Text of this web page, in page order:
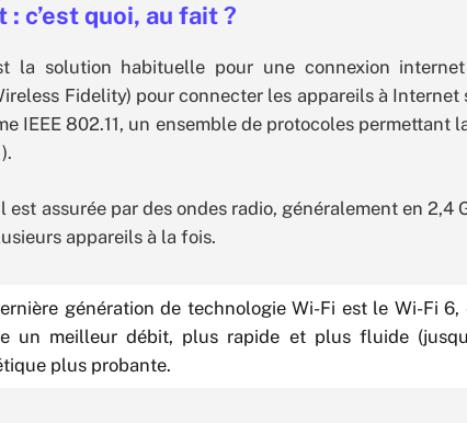
c’est quoi, au fait ?
la solution habituelle pour une connexion
Fidelity) pour connecter les appareils à Internet
IEEE 802.11, un ensemble de protocoles permettant
est assurée par des ondes radio, généralement en 2,4
appareils à la fois.
génération de technologie Wi-Fi est le Wi-Fi
un meilleur débit, plus rapide et plus fluide
plus probante.